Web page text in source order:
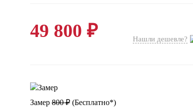
49 800 ₽ Нашли дешевле?
Замер800 ₽(Бесплатно*)